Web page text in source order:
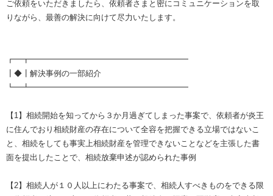
ご依頼をいただきましたら、依頼者さまと密にコミュニケーションを取
りながら、最善の解決に向けて尽力いたします。
┏━┳━━━━━━━━━━━━━━━━━━━━
┃◆┃解決事例の一部紹介
┗━┻━━━━━━━━━━━━━━━━━━━━
【1】相続開始を知ってから３か月過ぎてしまった事案で、依頼者が炎王
に住んでおり相続財産の存在について全容を把握できる立場ではないこ
と、相続をしても事実上相続財産を管理できないことなどを主張した書
面を提出したことで、相続放棄申述が認められた事例
【2】相続人が１０人以上にわたる事案で、相続人すべきものをできる限